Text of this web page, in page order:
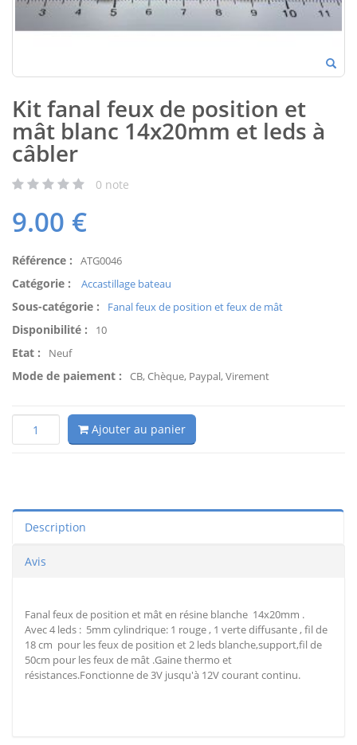
Kit fanal feux de position et
mât blanc 14x20mm et leds à
câbler
0 note
9.00 €
Référence : ATG0046
Catégorie : Accastillage bateau
Sous-catégorie : Fanal feux de position et feux de mât
Disponibilité : 10
Etat : Neuf
Mode de paiement : CB, Chèque, Paypal, Virement
Ajouter au panier
Description
Avis
Fanal feux de position et mât en résine blanche 14x20mm .
Avec 4 leds : 5mm cylindrique: 1 rouge , 1 verte diffusante , fil de
18 cm pour les feux de position et 2 leds blanche,support,fil de
50cm pour les feux de mât .Gaine thermo et
résistances.Fonctionne de 3V jusqu'à 12V courant continu.